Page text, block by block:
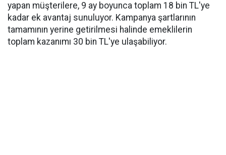
yapan müşterilere, 9 ay boyunca toplam 18 bin TL'ye
kadar ek avantaj sunuluyor. Kampanya şartlarının
tamamının yerine getirilmesi halinde emeklilerin
toplam kazanımı 30 bin TL'ye ulaşabiliyor.